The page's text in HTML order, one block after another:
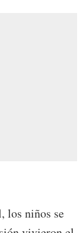
los niños se